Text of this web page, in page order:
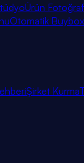
Ürün
Otomatik Buybox
Şirket Kurma